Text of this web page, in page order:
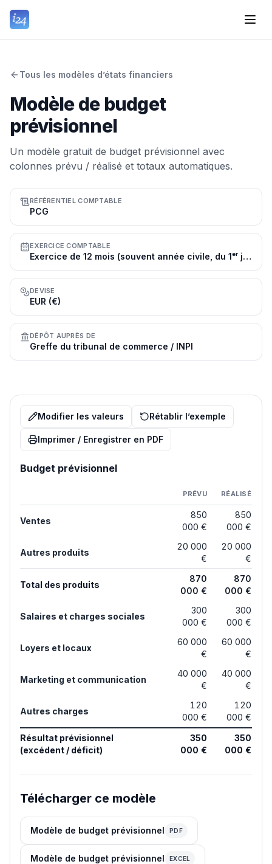
Tous les modèles d’états financiers
Modèle de budget
prévisionnel
Un modèle gratuit de budget prévisionnel avec
colonnes prévu / réalisé et totaux automatiques.
RÉFÉRENTIEL COMPTABLE
PCG
EXERCICE COMPTABLE
Exercice de 12 mois (souvent année civile, du 1ᵉʳ janvier au 31 décembre)
DEVISE
EUR (€)
DÉPÔT AUPRÈS DE
Greffe du tribunal de commerce / INPI
Modifier les valeurs Rétablir l’exemple
Imprimer / Enregistrer en PDF
Budget prévisionnel
PRÉVU RÉALISÉ
Ventes
850
000 €
850
000 €
Autres produits
20 000
€
20 000
€
Total des produits
870
000 €
870
000 €
Salaires et charges sociales
300
000 €
300
000 €
Loyers et locaux
60 000
€
60 000
€
Marketing et communication
40 000
€
40 000
€
Autres charges
120
000 €
120
000 €
Résultat prévisionnel
(excédent / déficit)
350
000 €
350
000 €
Télécharger ce modèle
Modèle de budget prévisionnel PDF
Modèle de budget prévisionnel EXCEL